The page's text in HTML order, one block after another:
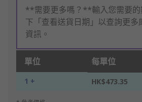
**需要更多嗎？**輸入您需要的
下「查看送貨日期」以查詢更多
資訊。
單位 每單位
1 + HK$473.35